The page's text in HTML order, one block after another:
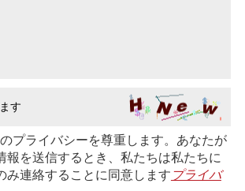
プライバシーを尊重します。あなたが
報を送信するとき、私たちは私たちに
み連絡することに同意します プライバ